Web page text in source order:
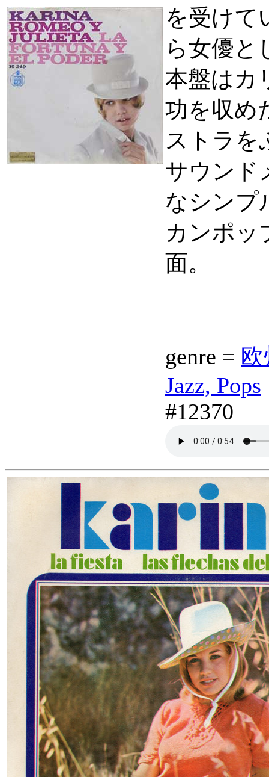
を受けて
ら女優と
本盤はカ
功を収め
ストラを
サウンド
なシンプ
カンポッ
面。
genre =
Jazz, Pops
#12370